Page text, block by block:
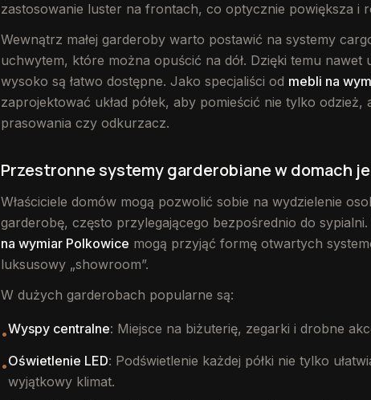
zastosowanie luster na frontach, co optycznie powiększa i
Wewnątrz małej garderoby warto postawić na systemy
uchwytem, które można opuścić na dół. Dzięki temu nawet
wysoko są łatwo dostępne. Jako specjaliści od mebli na
zaprojektować układ półek, aby pomieścić nie tylko odzież,
prasowania czy odkurzacz.
Przestronne systemy garderobiane w domach
Właściciele domów mogą pozwolić sobie na wydzielenie
garderobę, często przylegającego bezpośrednio do
na wymiar Polkowice mogą przyjąć formę otwartych
luksusowy „showroom”.
W dużych garderobach popularne są:
•Wyspy centralne: Miejsce na biżuterię, zegarki i drobne
•Oświetlenie LED: Podświetlenie każdej półki nie tylko
wyjątkowy klimat.